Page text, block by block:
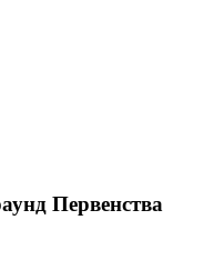
Первенства